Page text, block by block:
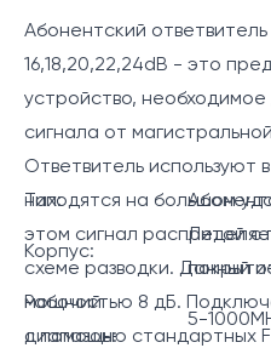
Абонентский ответвитель
16,18,20,22,24dB - это
устройство,
сигнала от
Ответвитель используют
находятся на большом
этом сигнал
схеме разводки. Данный
мощностью 8 дБ.
с помощью стандартных
Тип:
Корпус:
Литой с
Рабочий
диапазон:
5-